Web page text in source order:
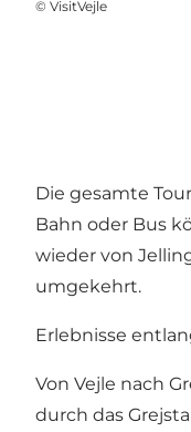
© VisitVejle
Die gesamte
Bahn oder Bus
wieder von
umgekehrt.
Erlebnisse
Von Vejle nach
durch das